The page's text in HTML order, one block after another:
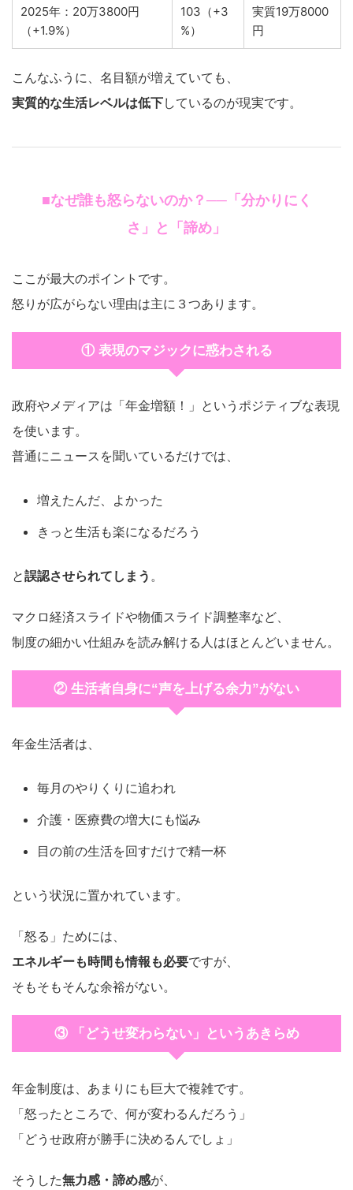
2025年：20万3800円
（+1.9%）
103（+3
%）
実質19万8000
円
こんなふうに、名目額が増えていても、
実質的な生活レベルは低下しているのが現実です。
■なぜ誰も怒らないのか？──「分かりにく
さ」と「諦め」
ここが最大のポイントです。
怒りが広がらない理由は主に３つあります。
① 表現のマジックに惑わされる
政府やメディアは「年金増額！」というポジティブな表現
を使います。
普通にニュースを聞いているだけでは、
増えたんだ、よかった
きっと生活も楽になるだろう
と誤認させられてしまう 。
マクロ経済スライドや物価スライド調整率など、
制度の細かい仕組みを読み解ける人はほとんどいません。
② 生活者自身に“声を上げる余力”がない
年金生活者は、
毎月のやりくりに追われ
介護・医療費の増大にも悩み
目の前の生活を回すだけで精一杯
という状況に置かれています。
「怒る」ためには、
エネルギーも時間も情報も必要ですが、
そもそもそんな余裕がない。
③ 「どうせ変わらない」というあきらめ
年金制度は、あまりにも巨大で複雑です。
「怒ったところで、何が変わるんだろう」
「どうせ政府が勝手に決めるんでしょ」
そうした無力感・諦め感が、